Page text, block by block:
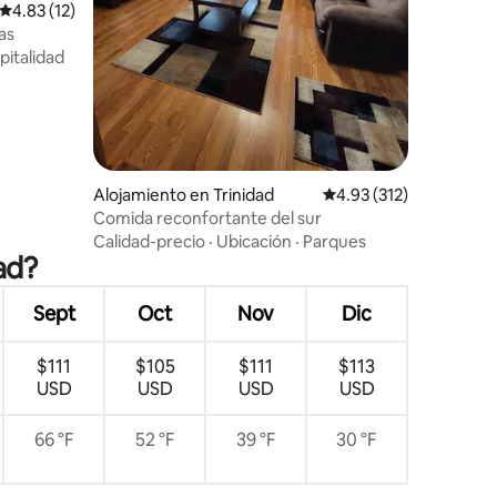
Calificación promedio: 4.83 de 5, 12 reseñas
4.83 (12)
Alojamiento en Trinidad Calificación promedio:
4.93 (312)
Comida reconfortante del sur
Calidad-precio · Ubicación · Parques
Sept Oct Nov Dic
$111
USD
$105
USD
$111
USD
$113
USD
66 °F 52 °F 39 °F 30 °F